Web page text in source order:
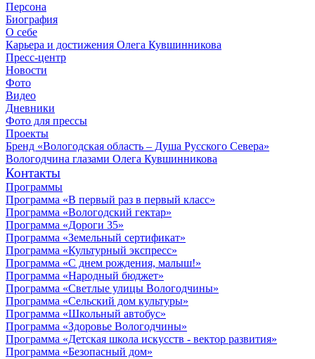
Персона
Биография
О себе
Карьера и достижения Олега Кувшинникова
Пресс-центр
Новости
Фото
Видео
Дневники
Фото для прессы
Проекты
Бренд «Вологодская область – Душа Русского Севера»
Вологодчина глазами Олега Кувшинникова
Контакты
Программы
Программа «В первый раз в первый класс»
Программа «Вологодский гектар»
Программа «Дороги 35»
Программа «Земельный сертификат»
Программа «Культурный экспресс»
Программа «С днем рождения, малыш!»
Программа «Народный бюджет»
Программа «Светлые улицы Вологодчины»
Программа «Сельский дом культуры»
Программа «Школьный автобус»
Программа «Здоровье Вологодчины»
Программа «Детская школа искусств - вектор развития»
Программа «Безопасный дом»